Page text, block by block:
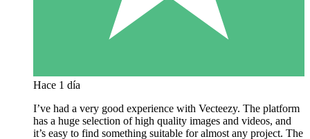
Hace 1 día
I’ve had a very good experience with Vecteezy. The platform
has a huge selection of high quality images and videos, and
it’s easy to find something suitable for almost any project. The